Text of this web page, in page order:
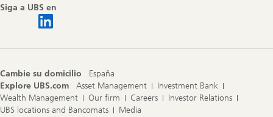
Siga a UBS en
Cambie su domicilio
España
Explore UBS.com
Asset Management
Investment Bank
Wealth Management
Our firm Careers
Investor Relations
UBS locations and Bancomats
Media